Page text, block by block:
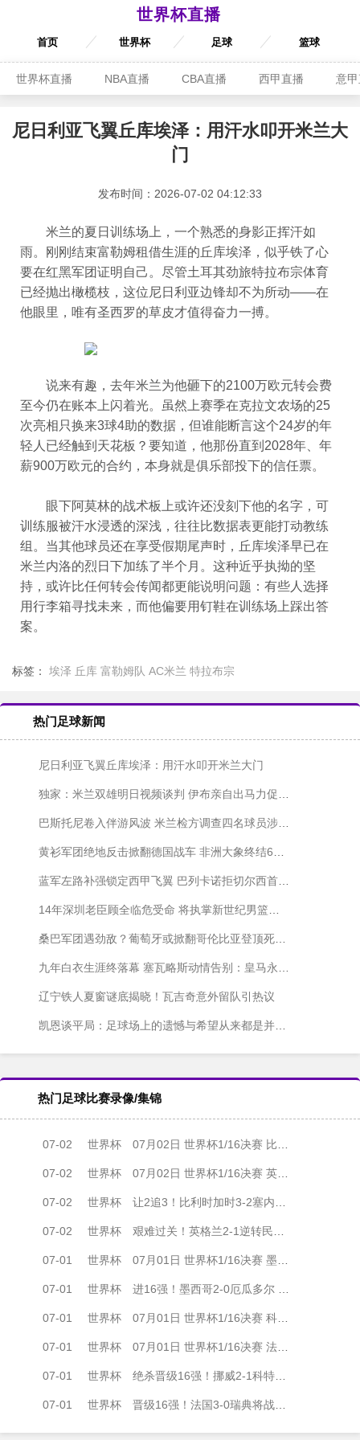
世界杯直播
首页 世界杯 足球 篮球
世界杯直播 NBA直播 CBA直播 西甲直播 意
尼日利亚飞翼丘库埃泽：用汗水叩开米兰大
门
发布时间：2026-07-02 04:12:33
米兰的夏日训练场上，一个熟悉的身影正挥汗如
雨。刚刚结束富勒姆租借生涯的丘库埃泽，似乎铁了心
要在红黑军团证明自己。尽管土耳其劲旅特拉布宗体育
已经抛出橄榄枝，这位尼日利亚边锋却不为所动——在
他眼里，唯有圣西罗的草皮才值得奋力一搏。
说来有趣，去年米兰为他砸下的2100万欧元转会费
至今仍在账本上闪着光。虽然上赛季在克拉文农场的25
次亮相只换来3球4助的数据，但谁能断言这个24岁的年
轻人已经触到天花板？要知道，他那份直到2028年、年
薪900万欧元的合约，本身就是俱乐部投下的信任票。
眼下阿莫林的战术板上或许还没刻下他的名字，可
训练服被汗水浸透的深浅，往往比数据表更能打动教练
组。当其他球员还在享受假期尾声时，丘库埃泽早已在
米兰内洛的烈日下加练了半个月。这种近乎执拗的坚
持，或许比任何转会传闻都更能说明问题：有些人选择
用行李箱寻找未来，而他偏要用钉鞋在训练场上踩出答
案。
标签： 埃泽 丘库 富勒姆队 AC米兰 特拉布宗
热门足球新闻
尼日利亚飞翼丘库埃泽：用汗水叩开米兰大门
独家：米兰双雄明日视频谈判 伊布亲自出马力促利贝拉利回归
巴斯托尼卷入伴游风波 米兰检方调查四名球员涉性丑闻
黄衫军团绝地反击掀翻德国战车 非洲大象终结66年等待
蓝军左路补强锁定西甲飞翼 巴列卡诺拒切尔西首份报价
14年深圳老臣顾全临危受命 将执掌新世纪男篮帅印
桑巴军团遇劲敌？葡萄牙或掀翻哥伦比亚登顶死亡之组
九年白衣生涯终落幕 塞瓦略斯动情告别：皇马永驻我心
辽宁铁人夏窗谜底揭晓！瓦吉奇意外留队引热议
凯恩谈平局：足球场上的遗憾与希望从来都是并存的
热门足球比赛录像/集锦
07-02 世界杯 07月02日 世界杯1/16决赛 比利时vs塞内加尔 全场录像
07-02 世界杯 07月02日 世界杯1/16决赛 英格兰vs民主刚果 全场录像
07-02 世界杯 让2追3！比利时加时3-2塞内加尔 蒂莱曼斯内讧+绝平+压哨点射绝杀
07-02 世界杯 艰难过关！英格兰2-1逆转民主刚果晋级16强 凯恩双响+绝杀
07-01 世界杯 07月01日 世界杯1/16决赛 墨西哥vs厄瓜多尔 全场录像
07-01 世界杯 进16强！墨西哥2-0厄瓜多尔 基尼奥内斯传射因卡皮耶冲突捂嘴染红
07-01 世界杯 07月01日 世界杯1/16决赛 科特迪瓦vs挪威 全场录像
07-01 世界杯 07月01日 世界杯1/16决赛 法国vs瑞典 全场录像
07-01 世界杯 绝杀晋级16强！挪威2-1科特迪瓦将战巴西 哈兰德绝杀努萨世界波
07-01 世界杯 晋级16强！法国3-0瑞典将战巴拉圭 姆巴佩双响奥利塞两助攻+中柱